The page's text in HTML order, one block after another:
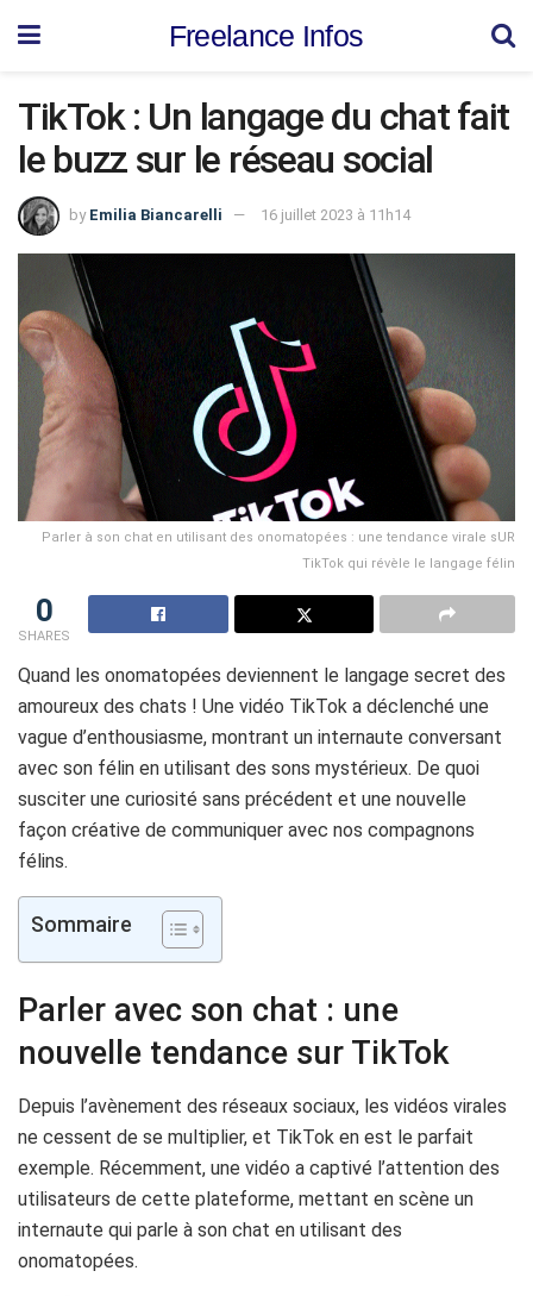
Freelance Infos
TikTok : Un langage du chat fait
le buzz sur le réseau social
by Emilia Biancarelli 16 juillet 2023 à 11h14
Parler à son chat en utilisant des onomatopées : une tendance virale sUR
TikTok qui révèle le langage félin
0
SHARES
Quand les onomatopées deviennent le langage secret des
amoureux des chats ! Une vidéo TikTok a déclenché une
vague d’enthousiasme, montrant un internaute conversant
avec son félin en utilisant des sons mystérieux. De quoi
susciter une curiosité sans précédent et une nouvelle
façon créative de communiquer avec nos compagnons
félins.
Sommaire
Parler avec son chat : une
nouvelle tendance sur TikTok
Depuis l’avènement des réseaux sociaux, les vidéos virales
ne cessent de se multiplier, et TikTok en est le parfait
exemple. Récemment, une vidéo a captivé l’attention des
utilisateurs de cette plateforme, mettant en scène un
internaute qui parle à son chat en utilisant des
onomatopées.